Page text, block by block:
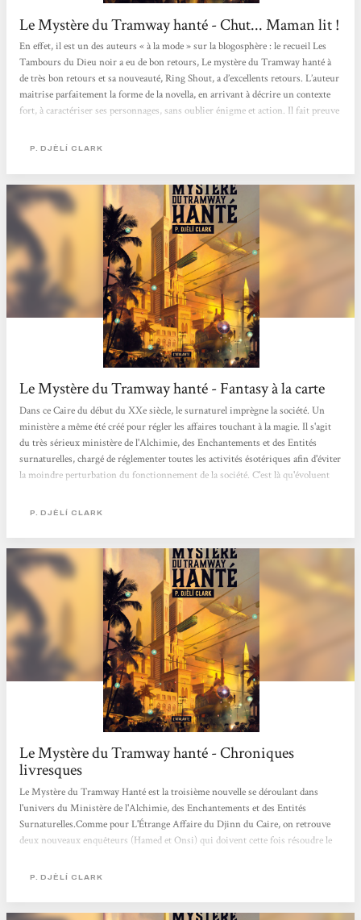
Le Mystère du Tramway hanté - Chut... Maman lit !
En effet, il est un des auteurs « à la mode » sur la blogosphère : le recueil Les
Tambours du Dieu noir a eu de bon retours, Le mystère du Tramway hanté à
de très bon retours et sa nouveauté, Ring Shout, a d’excellents retours. L’auteur
maitrise parfaitement la forme de la novella, en arrivant à décrire un contexte
fort, à caractériser ses personnages, sans oublier énigme et action. Il fait preuve
cœur. Le mystère du tramway hanté prend place dans le même...
P. DJÈLÍ CLARK
Le Mystère du Tramway hanté - Fantasy à la carte
Dans ce Caire du début du XXe siècle, le surnaturel imprègne la société. Un
ministère a même été créé pour régler les affaires touchant à la magie. Il s'agit
du très sérieux ministère de l'Alchimie, des Enchantements et des Entités
surnaturelles, chargé de réglementer toutes les activités ésotériques afin d'éviter
la moindre perturbation du fonctionnement de la société. C'est là qu'évoluent
à toute situation....
P. DJÈLÍ CLARK
Le Mystère du Tramway hanté - Chroniques
livresques
Le Mystère du Tramway Hanté est la troisième nouvelle se déroulant dans
l'univers du Ministère de l'Alchimie, des Enchantements et des Entités
Surnaturelles.Comme pour L'Étrange Affaire du Djinn du Caire, on retrouve
deux nouveaux enquêteurs (Hamed et Onsi) qui doivent cette fois résoudre le
adoré cette histoire longue de 100 pages : c'est fascinant à quel point l'auteur
créatures... la trame policière permet de découvrir l'univers petite touche...
P. DJÈLÍ CLARK